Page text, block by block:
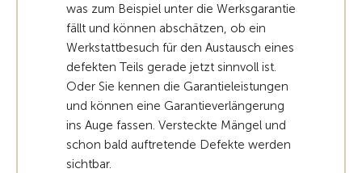
was zum Beispiel unter die Werksgarantie
fällt und können abschätzen, ob ein
Werkstattbesuch für den Austausch eines
defekten Teils gerade jetzt sinnvoll ist.
Oder Sie kennen die Garantieleistungen
und können eine Garantieverlängerung
ins Auge fassen. Versteckte Mängel und
schon bald auftretende Defekte werden
sichtbar.